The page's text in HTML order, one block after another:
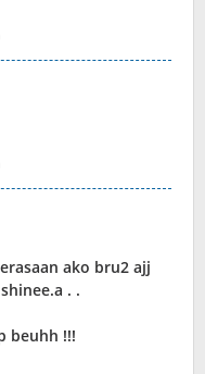
ako bru2 ajj
. .
beuhh !!!